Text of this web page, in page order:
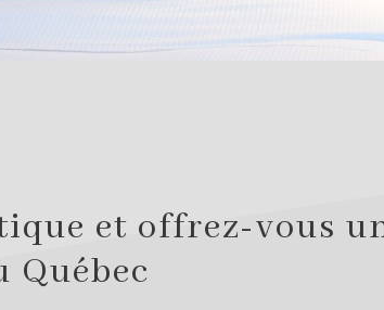
et offrez-vous
Québec